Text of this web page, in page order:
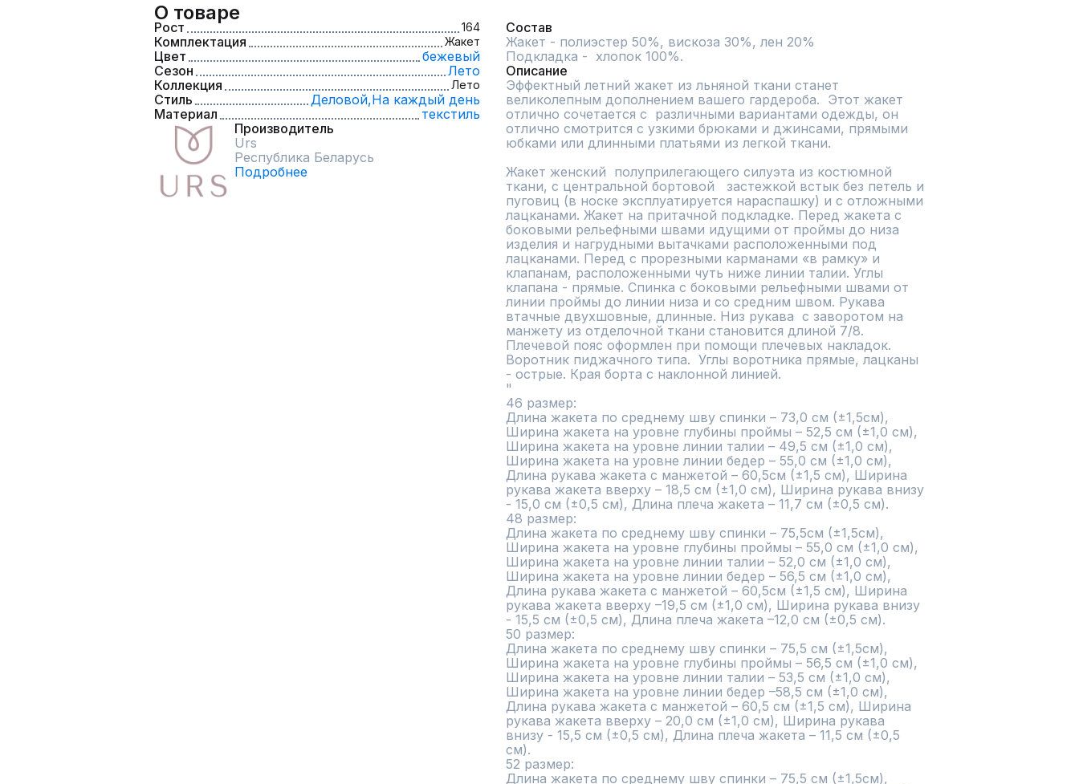
О товаре
Рост 164
Комплектация Жакет
Цвет
бежевый
Сезон
Лето
Коллекция
Лето
Стиль Деловой,На каждый день
Материал
текстиль
Производитель
Urs
Республика Беларусь
Подробнее
Состав
Жакет - полиэстер 50%, вискоза 30%, лен 20%
Подкладка -  хлопок 100%.
Описание
Эффектный летний жакет из льняной ткани станет
великолепным дополнением вашего гардероба.  Этот жакет
отлично сочетается с  различными вариантами одежды, он
отлично смотрится с узкими брюками и джинсами, прямыми
юбками или длинными платьями из легкой ткани.
Жакет женский  полуприлегающего силуэта из костюмной
ткани, с центральной бортовой   застежкой встык без петель и
пуговиц (в носке эксплуатируется нараспашку) и с отложными
лацканами. Жакет на притачной подкладке. Перед жакета с
боковыми рельефными швами идущими от проймы до низа
изделия и нагрудными вытачками расположенными под
лацканами. Перед с прорезными карманами «в рамку» и
клапанам, расположенными чуть ниже линии талии. Углы
клапана - прямые. Спинка с боковыми рельефными швами от
линии проймы до линии низа и со средним швом. Рукава
втачные двухшовные, длинные. Низ рукава  с заворотом на
манжету из отделочной ткани становится длиной 7/8.
Плечевой пояс оформлен при помощи плечевых накладок.
Воротник пиджачного типа.  Углы воротника прямые, лацканы
- острые. Края борта с наклонной линией.
"
46 размер:
Длина жакета по среднему шву спинки – 73,0 см (±1,5см),
Ширина жакета на уровне глубины проймы – 52,5 см (±1,0 см),
Ширина жакета на уровне линии талии – 49,5 см (±1,0 см),
Ширина жакета на уровне линии бедер – 55,0 см (±1,0 см),
Длина рукава жакета с манжетой – 60,5см (±1,5 см), Ширина
рукава жакета вверху – 18,5 см (±1,0 см), Ширина рукава внизу
- 15,0 см (±0,5 см), Длина плеча жакета – 11,7 см (±0,5 см).
48 размер:
Длина жакета по среднему шву спинки – 75,5см (±1,5см),
Ширина жакета на уровне глубины проймы – 55,0 см (±1,0 см),
Ширина жакета на уровне линии талии – 52,0 см (±1,0 см),
Ширина жакета на уровне линии бедер – 56,5 см (±1,0 см),
Длина рукава жакета с манжетой – 60,5см (±1,5 см), Ширина
рукава жакета вверху –19,5 см (±1,0 см), Ширина рукава внизу
- 15,5 см (±0,5 см), Длина плеча жакета –12,0 см (±0,5 см).
50 размер:
Длина жакета по среднему шву спинки – 75,5 см (±1,5см),
Ширина жакета на уровне глубины проймы – 56,5 см (±1,0 см),
Ширина жакета на уровне линии талии – 53,5 см (±1,0 см),
Ширина жакета на уровне линии бедер –58,5 см (±1,0 см),
Длина рукава жакета с манжетой – 60,5 см (±1,5 см), Ширина
рукава жакета вверху – 20,0 см (±1,0 см), Ширина рукава
внизу - 15,5 см (±0,5 см), Длина плеча жакета – 11,5 см (±0,5
см).
52 размер:
Длина жакета по среднему шву спинки – 75,5 см (±1,5см),